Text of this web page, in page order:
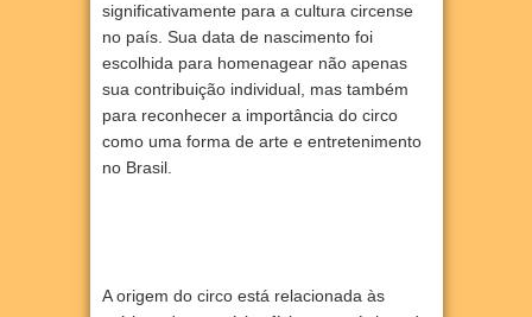
significativamente para a cultura circense
no país. Sua data de nascimento foi
escolhida para homenagear não apenas
sua contribuição individual, mas também
para reconhecer a importância do circo
como uma forma de arte e entretenimento
no Brasil.
A origem do circo está relacionada às